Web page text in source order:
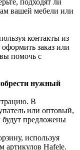
вашей мебели или
контакты из
заказ или
помочь с
нужный
В
или оптовый,
предложены
используя
артикулов Hafele.